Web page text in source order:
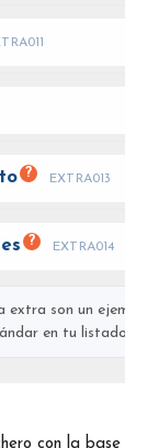
? EXTRA013
? EXTRA014
son un
en tu listado
con la base